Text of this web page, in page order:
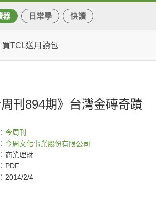
器 日常學 快讀
買TCL送月讀包
周刊894期》台灣金磚奇蹟
今周刊
今周文化事業股份有限公司
商業理財
PDF
2014/2/4